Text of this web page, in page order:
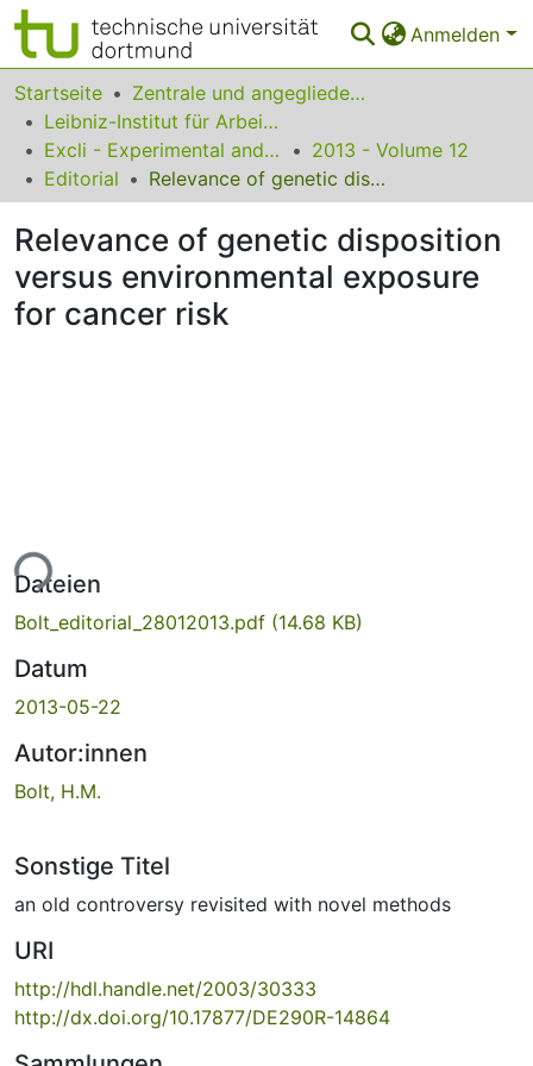
Anmelden
Bereiche & Sammlungen
Das gesamte Repositorium
Statistiken
FAQ
Leitlinien
Zurück zur Startseite
Startseite
Zentrale und angegliederte Institute
Leibniz-Institut für Arbeitsforschung an der TU Dortmund
Excli - Experimental and Clinical Sciences
2013 - Volume 12
Editorial
Relevance of genetic disposition versus environmental exposure for cancer risk
Relevance of genetic disposition
versus environmental exposure
for cancer risk
Dateien
Bolt_editorial_28012013.pdf (14.68 KB)
Datum
2013-05-22
Autor:innen
Bolt, H.M.
Sonstige Titel
an old controversy revisited with novel methods
URI
http://hdl.handle.net/2003/30333
http://dx.doi.org/10.17877/DE290R-14864